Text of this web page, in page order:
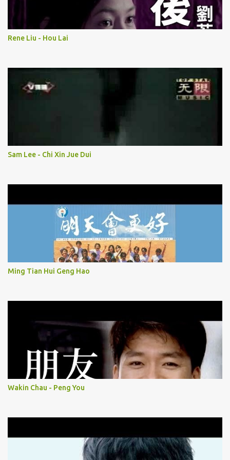
Rene Liu - Hou Lai
Sam Lee - Chi Xin Jue Dui
Ming Tian Hui Geng Hao
Wakin Chau - Peng You